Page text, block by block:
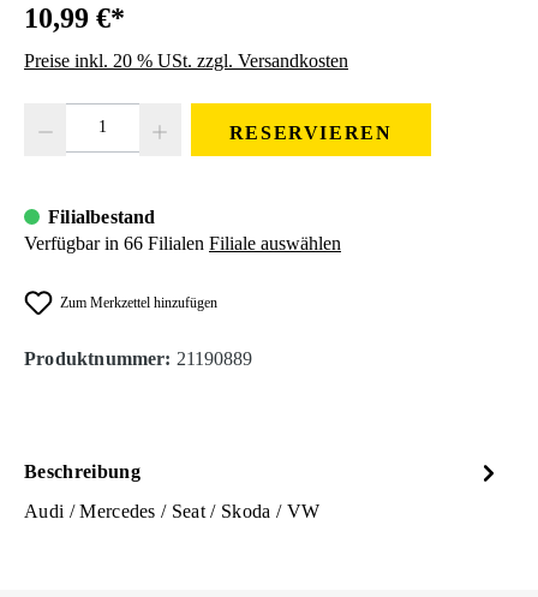
10,99 €*
Preise inkl. 20 % USt. zzgl. Versandkosten
RESERVIEREN
Filialbestand
Verfügbar in 66 Filialen Filiale auswählen
Zum Merkzettel hinzufügen
Produktnummer: 21190889
Beschreibung
Audi / Mercedes / Seat / Skoda / VW